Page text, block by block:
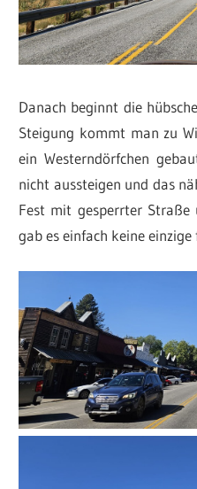
Danach beginnt die
Steigung kommt man zu
ein Westerndörfchen
nicht aussteigen und das
Fest mit gesperrter
gab es einfach keine